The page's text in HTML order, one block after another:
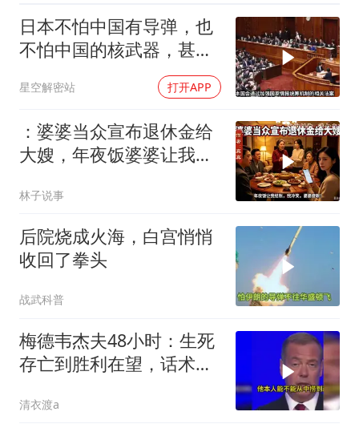
日本不怕中国有导弹，也
不怕中国的核武器，甚至
不怕中国的稀土制裁
星空解密站 打开APP
：婆婆当众宣布退休金给
大嫂，年夜饭婆婆让我结
林子说事
后院烧成火海，白宫悄悄
收回了拳头
战武科普
梅德韦杰夫48小时：生死
存亡到胜利在望，话术变
清衣渡a